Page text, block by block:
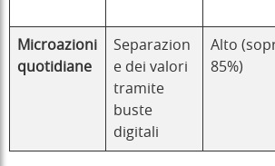
Microazioni
quotidiane
Separazion
e dei valori
tramite
buste
digitali
Alto
85%)